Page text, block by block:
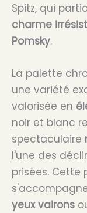
Spitz, qui
charme
Pomsky.
La palette
une variété
valorisée en
noir et blanc
spectaculaire
l'une des
prisées.
yeux vairons